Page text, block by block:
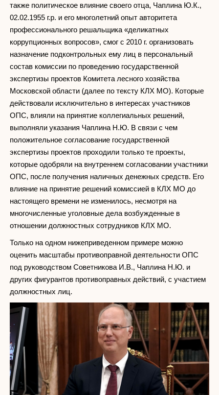
также политическое влияние своего отца, Чаплина Ю.К.,
02.02.1955 г.р. и его многолетний опыт авторитета
профессионального решальщика «деликатных
коррупционных вопросов», смог с 2010 г. организовать
назначение подконтрольных ему лиц в персональный
состав комиссии по проведению государственной
экспертизы проектов Комитета лесного хозяйства
Московской области (далее по тексту КЛХ МО). Которые
действовали исключительно в интересах участников
ОПС, влияли на принятие коллегиальных решений,
выполняли указания Чаплина Н.Ю. В связи с чем
положительное согласование государственной
экспертизы проектов проходили только те проекты,
которые одобряли на внутреннем согласовании участники
ОПС, после получения наличных денежных средств. Его
влияние на принятие решений комиссией в КЛХ МО до
настоящего времени не изменилось, несмотря на
многочисленные уголовные дела возбужденные в
отношении должностных сотрудников КЛХ МО.
Только на одном нижеприведенном примере можно
оценить масштабы противоправной деятельности ОПС
под руководством Советникова И.В., Чаплина Н.Ю. и
других фигурантов противоправных действий, с участием
должностных лиц.